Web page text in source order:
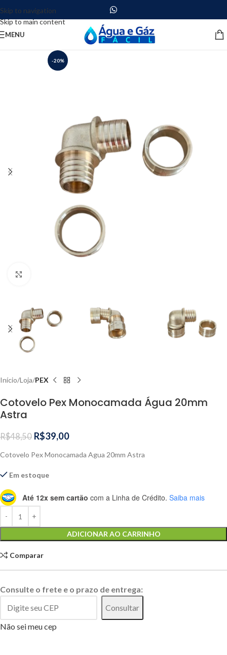
Skip to navigation
Skip to main content
MENU
-20%
Início Loja PEX
Cotovelo Pex Monocamada Água 20mm
Astra
R$48,50 R$39,00
Cotovelo Pex Monocamada Agua 20mm Astra
Em estoque
Até 12x sem cartão com a Linha de Crédito. Saiba mais
ADICIONAR AO CARRINHO
Comparar
Consulte o frete e o prazo de entrega:
Consultar
Não sei meu cep